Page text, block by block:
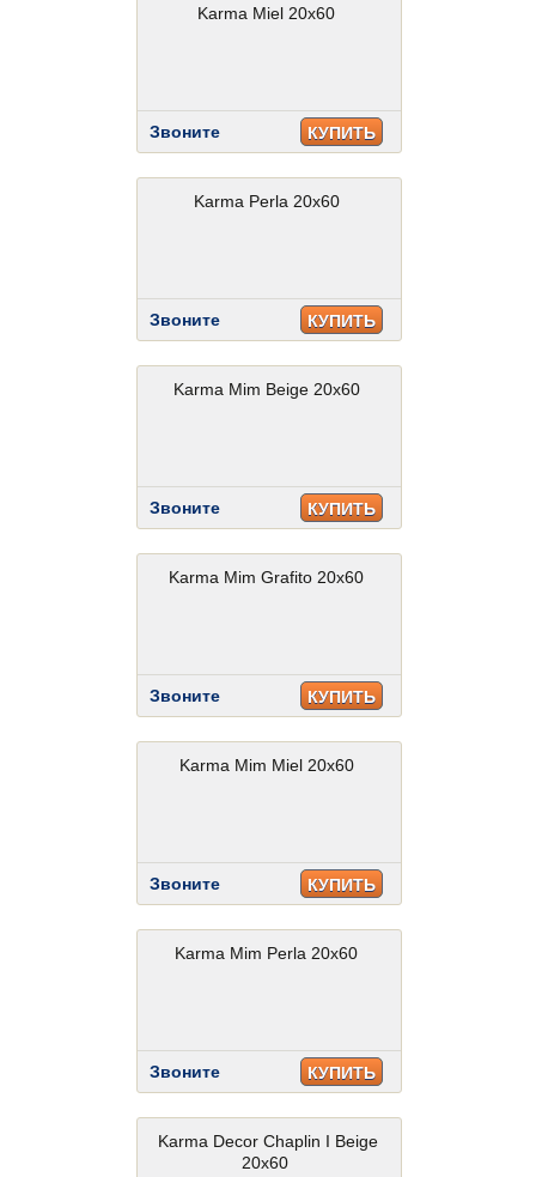
Karma Miel 20x60
Звоните КУПИТЬ
Karma Perla 20x60
Звоните КУПИТЬ
Karma Mim Beige 20x60
Звоните КУПИТЬ
Karma Mim Grafito 20x60
Звоните КУПИТЬ
Karma Mim Miel 20x60
Звоните КУПИТЬ
Karma Mim Perla 20x60
Звоните КУПИТЬ
Karma Decor Chaplin I Beige
20x60